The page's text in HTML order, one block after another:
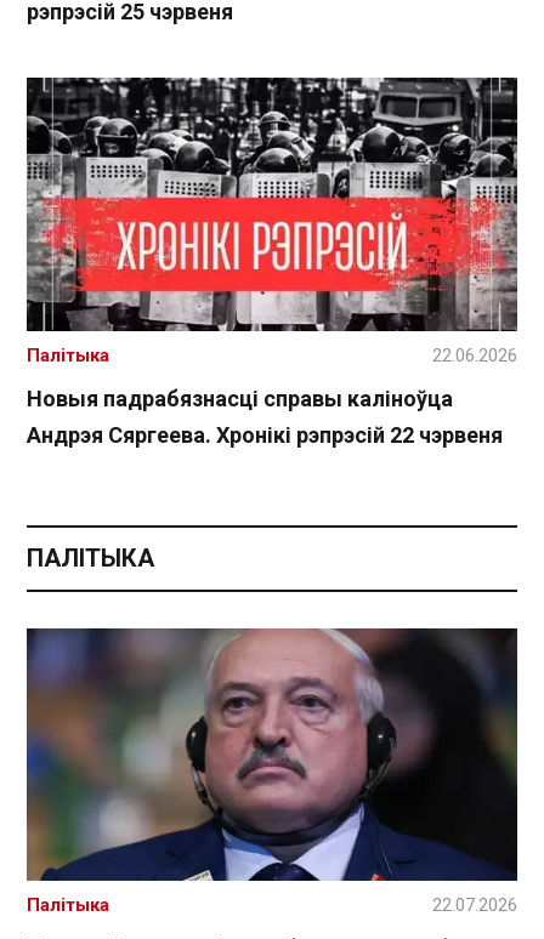
рэпрэсій 25 чэрвеня
Новыя падрабязнасці справы каліноўца
Андрэя Сяргеева. Хронікі рэпрэсій 22 чэрвеня
Палітыка 22.06.2026
ПАЛІТЫКА
Палітыка 22.07.2026